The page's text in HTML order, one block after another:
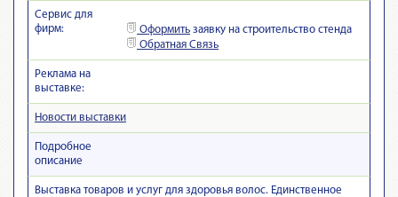
Сервис для
фирм:
Оформить заявку на строительство стенда
Обратная Связь
Реклама на
выставке:
Новости выставки
Подробное
описание
Выставка товаров и услуг для здоровья волос. Единственное